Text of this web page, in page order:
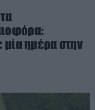
μία ημέρα στην